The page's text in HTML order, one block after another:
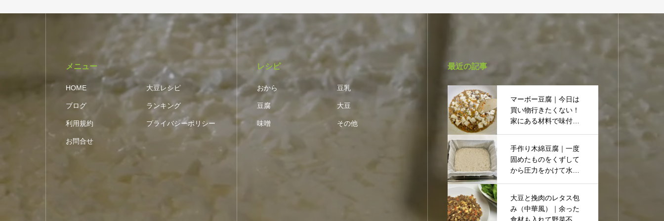
メニュー
HOME 大豆レシピ
ブログ ランキング
利用規約 プライバシーポリシー
お問合せ
レシピ
おから 豆乳
豆腐 大豆
味噌 その他
最近の記事
マーボー豆腐｜今日は
買い物行きたくない！
家にある材料で味付け
手作り木綿豆腐｜一度
固めたものをくずして
から圧力をかけて水分
大豆と挽肉のレタス包
み（中華風）｜余った